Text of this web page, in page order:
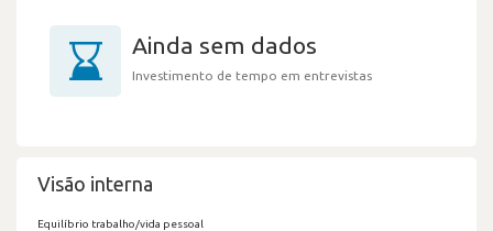
Ainda sem dados
Investimento de tempo em entrevistas
Visão interna
Equilíbrio trabalho/vida pessoal